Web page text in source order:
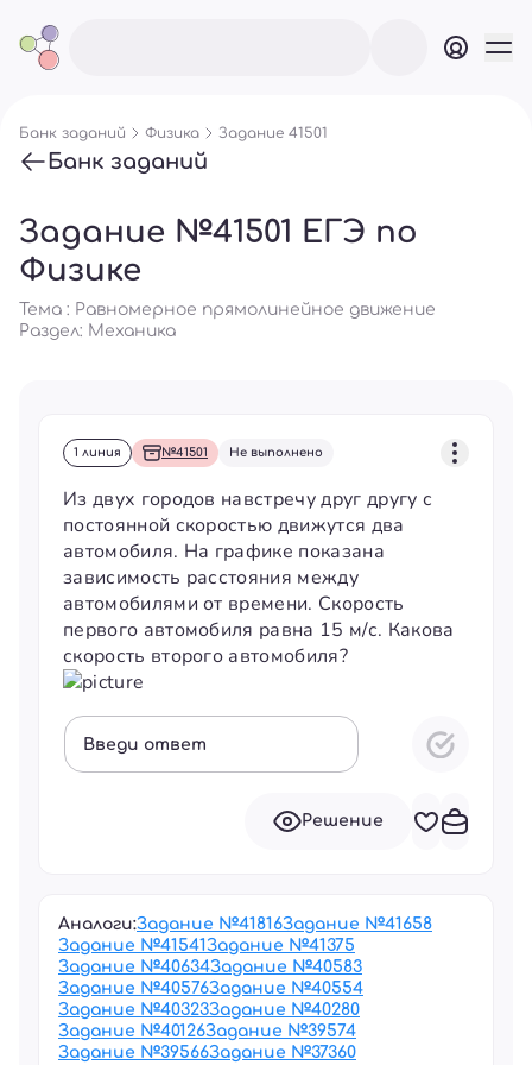
Банк заданий Физика Задание 41501
Банк заданий
Задание №41501 ЕГЭ по
Физике
Тема : Равномерное прямолинейное движение
Раздел: Механика
1 линия №41501 Не выполнено
Из двух городов навстречу друг другу с
постоянной скоростью движутся два
автомобиля. На графике показана
зависимость расстояния между
автомобилями от времени. Скорость
первого автомобиля равна 15 м/с. Какова
скорость второго автомобиля?
Введи ответ
Решение
Аналоги:Задание №41816Задание №41658
Задание №41541Задание №41375
Задание №40634Задание №40583
Задание №40576Задание №40554
Задание №40323Задание №40280
Задание №40126Задание №39574
Задание №39566Задание №37360